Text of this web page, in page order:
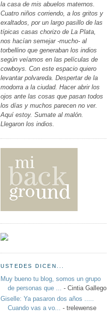
la casa de mis abuelos maternos.
Cuatro niños corriendo, a los gritos y
exaltados, por un largo pasillo de las
típicas casas chorizo de La Plata,
nos hacían semejar -mucho- al
torbellino que generaban los indios
según veíamos en las películas de
cowboys. Con este espacio quiero
levantar polvareda. Despertar de la
modorra a la ciudad. Hacer abrir los
ojos ante las cosas que pasan todos
los días y muchos parecen no ver.
Aquí estoy. Sumate al malón.
Llegaron los indios.
USTEDES DICEN...
Muy bueno tu blog, somos un grupo
de personas que ...
- Cintia Gallego
Giselle: Ya pasaron dos años .....
Cuando vas a vo...
- trelewense